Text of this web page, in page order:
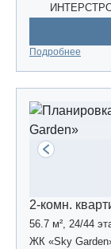
Подробнее
2-комн.
56.7 м², 24/44
ЖК «Sky